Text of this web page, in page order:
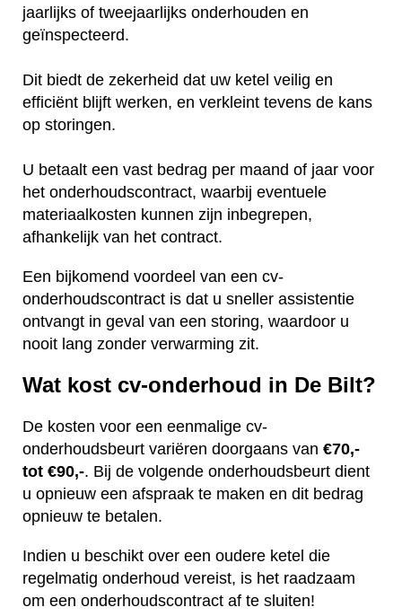
jaarlijks of tweejaarlijks onderhouden en
geïnspecteerd.
Dit biedt de zekerheid dat uw ketel veilig en
efficiënt blijft werken, en verkleint tevens de kans
op storingen.
U betaalt een vast bedrag per maand of jaar voor
het onderhoudscontract, waarbij eventuele
materiaalkosten kunnen zijn inbegrepen,
afhankelijk van het contract.
Een bijkomend voordeel van een cv-
onderhoudscontract is dat u sneller assistentie
ontvangt in geval van een storing, waardoor u
nooit lang zonder verwarming zit.
Wat kost cv-onderhoud in De Bilt?
De kosten voor een eenmalige cv-
onderhoudsbeurt variëren doorgaans van €70,-
tot €90,-. Bij de volgende onderhoudsbeurt dient
u opnieuw een afspraak te maken en dit bedrag
opnieuw te betalen.
Indien u beschikt over een oudere ketel die
regelmatig onderhoud vereist, is het raadzaam
om een onderhoudscontract af te sluiten!